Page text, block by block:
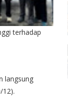
terhadap
langsung
12).